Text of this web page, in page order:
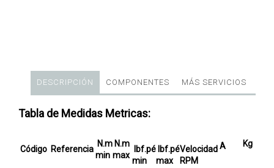
DESCRIPCIÓN COMPONENTES MÁS SERVICIOS
Tabla de Medidas Metricas:
Código Referencia
N.m
min
N.m
max
lbf.pé
min
lbf.pé
max
Velocidad
RPM
A Kg